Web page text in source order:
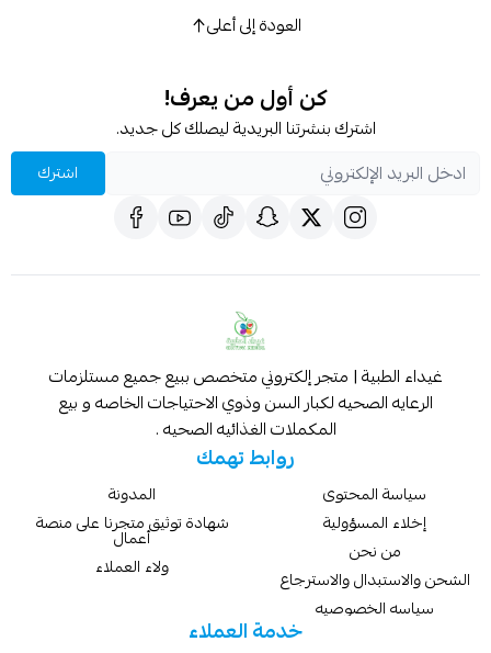
العودة إلى أعلى
كن أول من يعرف!
اشترك بنشرتنا البريدية ليصلك كل جديد.
اشترك
غيداء الطبية | متجر إلكتروني متخصص ببيع جميع مستلزمات
الرعايه الصحيه لكبار السن وذوي الاحتياجات الخاصه و بيع
المكملات الغذائيه الصحيه .
روابط تهمك
سياسة المحتوى
إخلاء المسؤولية
من نحن
الشحن والاستبدال والاسترجاع
سياسه الخصوصيه
المدونة
شهادة توثيق متجرنا على منصة
أعمال
ولاء العملاء
خدمة العملاء